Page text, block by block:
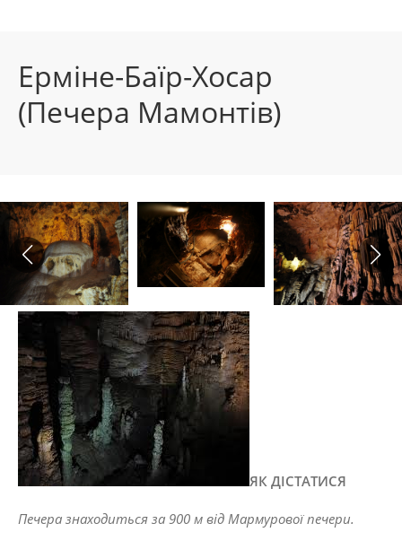
Ерміне-Баїр-Хосар
(Печера Мамонтів)
ЯК ДІСТАТИСЯ
Печера знаходиться за 900 м від Мармуровоїпечери.